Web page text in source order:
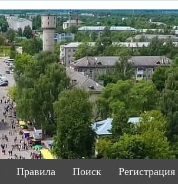
Правила Поиск Регистрация